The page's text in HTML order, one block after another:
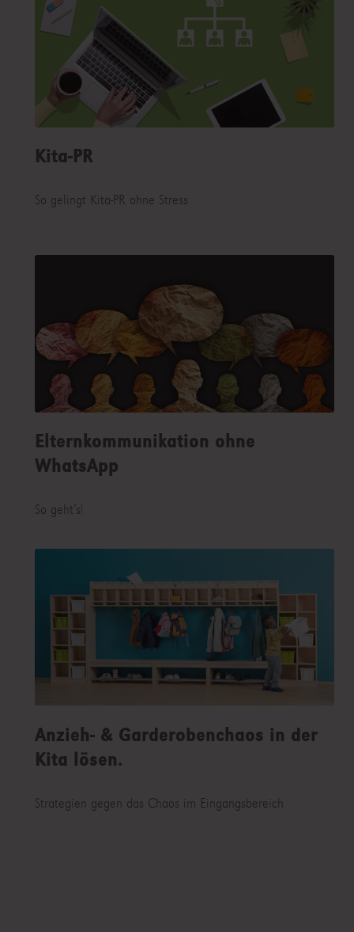
Kita-PR
So gelingt Kita-PR ohne Stress
Elternkommunikation ohne
WhatsApp
So geht’s!
Anzieh- & Garderobenchaos in der
Kita lösen.
Strategien gegen das Chaos im Eingangsbereich